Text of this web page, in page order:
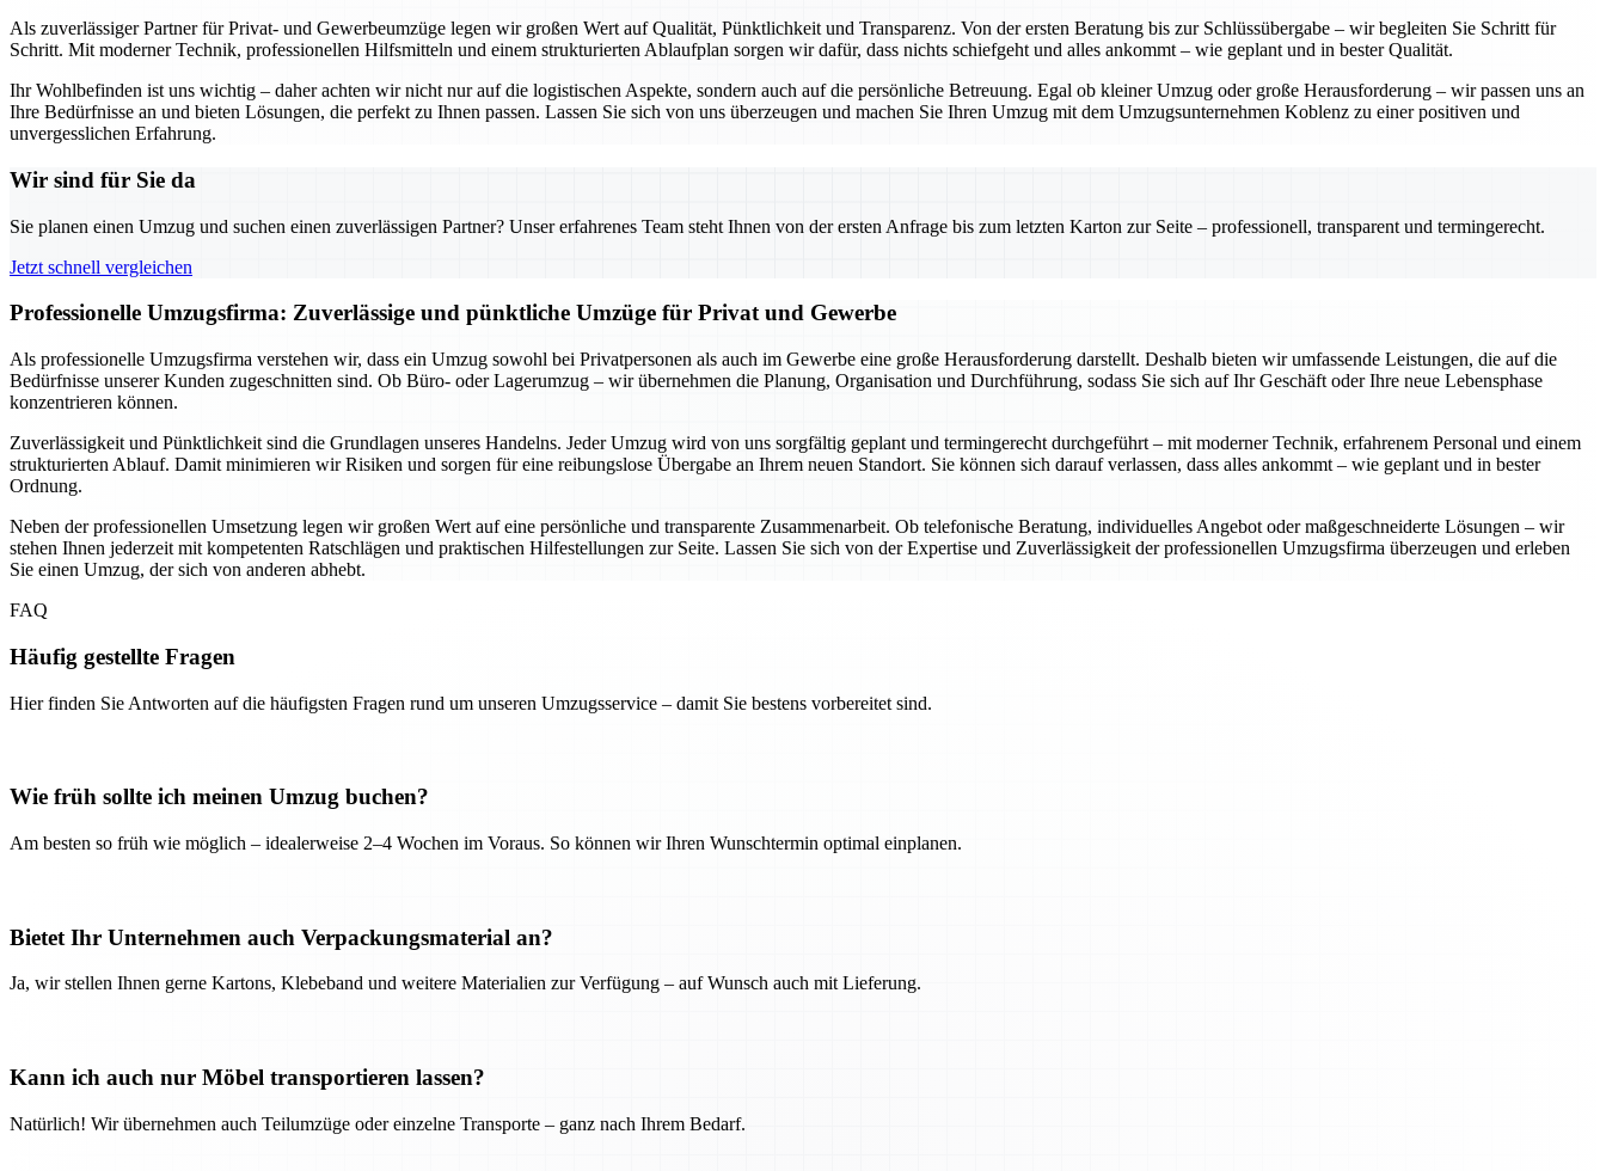
Als zuverlässiger Partner für Privat- und Gewerbeumzüge legen wir großen Wert auf Qualität, Pünktlichkeit und Transparenz. Von der ersten Beratung bis zur Schlüssübergabe – wir begleiten Sie Schritt für
Schritt. Mit moderner Technik, professionellen Hilfsmitteln und einem strukturierten Ablaufplan sorgen wir dafür, dass nichts schiefgeht und alles ankommt – wie geplant und in bester Qualität.
Ihr Wohlbefinden ist uns wichtig – daher achten wir nicht nur auf die logistischen Aspekte, sondern auch auf die persönliche Betreuung. Egal ob kleiner Umzug oder große Herausforderung – wir passen uns an
Ihre Bedürfnisse an und bieten Lösungen, die perfekt zu Ihnen passen. Lassen Sie sich von uns überzeugen und machen Sie Ihren Umzug mit dem Umzugsunternehmen Koblenz zu einer positiven und
unvergesslichen Erfahrung.
Wir sind für Sie da
Sie planen einen Umzug und suchen einen zuverlässigen Partner? Unser erfahrenes Team steht Ihnen von der ersten Anfrage bis zum letzten Karton zur Seite – professionell, transparent und termingerecht.
Jetzt schnell vergleichen
Professionelle Umzugsfirma: Zuverlässige und pünktliche Umzüge für Privat und Gewerbe
Als professionelle Umzugsfirma verstehen wir, dass ein Umzug sowohl bei Privatpersonen als auch im Gewerbe eine große Herausforderung darstellt. Deshalb bieten wir umfassende Leistungen, die auf die
Bedürfnisse unserer Kunden zugeschnitten sind. Ob Büro- oder Lagerumzug – wir übernehmen die Planung, Organisation und Durchführung, sodass Sie sich auf Ihr Geschäft oder Ihre neue Lebensphase
konzentrieren können.
Zuverlässigkeit und Pünktlichkeit sind die Grundlagen unseres Handelns. Jeder Umzug wird von uns sorgfältig geplant und termingerecht durchgeführt – mit moderner Technik, erfahrenem Personal und einem
strukturierten Ablauf. Damit minimieren wir Risiken und sorgen für eine reibungslose Übergabe an Ihrem neuen Standort. Sie können sich darauf verlassen, dass alles ankommt – wie geplant und in bester
Ordnung.
Neben der professionellen Umsetzung legen wir großen Wert auf eine persönliche und transparente Zusammenarbeit. Ob telefonische Beratung, individuelles Angebot oder maßgeschneiderte Lösungen – wir
stehen Ihnen jederzeit mit kompetenten Ratschlägen und praktischen Hilfestellungen zur Seite. Lassen Sie sich von der Expertise und Zuverlässigkeit der professionellen Umzugsfirma überzeugen und erleben
Sie einen Umzug, der sich von anderen abhebt.
FAQ
Häufig gestellte Fragen
Hier finden Sie Antworten auf die häufigsten Fragen rund um unseren Umzugsservice – damit Sie bestens vorbereitet sind.
Wie früh sollte ich meinen Umzug buchen?
Am besten so früh wie möglich – idealerweise 2–4 Wochen im Voraus. So können wir Ihren Wunschtermin optimal einplanen.
Bietet Ihr Unternehmen auch Verpackungsmaterial an?
Ja, wir stellen Ihnen gerne Kartons, Klebeband und weitere Materialien zur Verfügung – auf Wunsch auch mit Lieferung.
Kann ich auch nur Möbel transportieren lassen?
Natürlich! Wir übernehmen auch Teilumzüge oder einzelne Transporte – ganz nach Ihrem Bedarf.